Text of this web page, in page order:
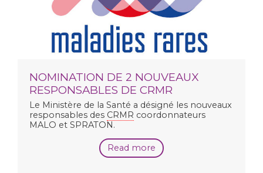
NOMINATION DE 2 NOUVEAUX
RESPONSABLES DE CRMR
Le Ministère de la Santé a désigné les nouveaux
responsables des CRMR coordonnateurs
MALO et SPRATON.
Read more